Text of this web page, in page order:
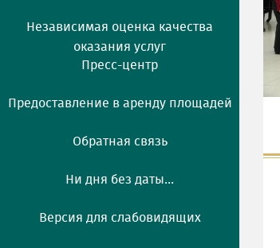
Независимая оценка качества
оказания услуг
Пресс-центр
Предоставление в аренду площадей
Обратная связь
Ни дня без даты...
Версия для слабовидящих